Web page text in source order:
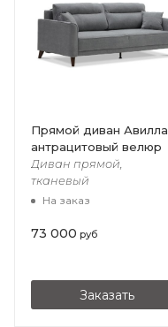
Прямой диван Авилла
антрацитовый велюр
Диван прямой,
тканевый
На заказ
73 000 руб
Заказать